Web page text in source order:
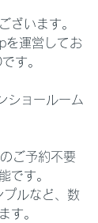
ざいます。
を運営してお
す。
ショールーム
ご予約不要
です。
ルなど、数
す。